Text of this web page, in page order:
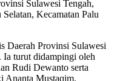
Sulawesi Tengah,
Kecamatan Palu
Daerah Provinsi Sulawesi
turut didampingi oleh
Rudi Dewanto serta
Ananta Mustaqim.